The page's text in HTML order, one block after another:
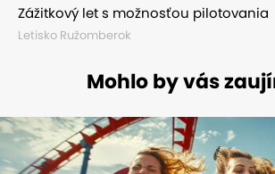
Zážitkový let s možnosťou pilotovania
Letisko Ružomberok
Mohlo by vás